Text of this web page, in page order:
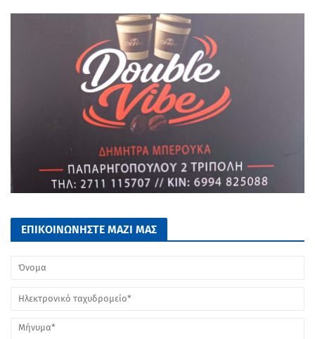
ΕΠΙΚΟΙΝΩΝΗΣΤΕ ΜΑΖΙ ΜΑΣ